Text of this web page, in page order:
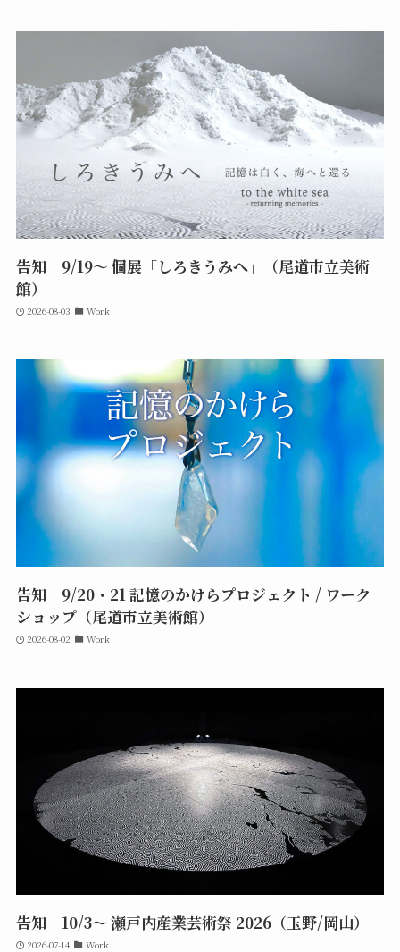
告知｜9/19〜 個展「しろきうみへ」（尾道市立美術
館）
2026-08-03 Work
告知｜9/20・21 記憶のかけらプロジェクト / ワーク
ショップ（尾道市立美術館）
2026-08-02 Work
告知｜10/3〜 瀬戸内産業芸術祭 2026（玉野/岡山）
2026-07-14 Work